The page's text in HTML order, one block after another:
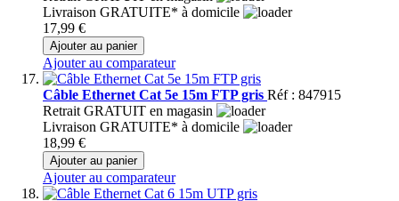
Livraison GRATUITE* à domicile
17,99 €
Ajouter au panier
Ajouter au comparateur
Câble Ethernet Cat 5e 15m FTP gris Réf : 847915
Retrait GRATUIT en magasin
Livraison GRATUITE* à domicile
18,99 €
Ajouter au panier
Ajouter au comparateur